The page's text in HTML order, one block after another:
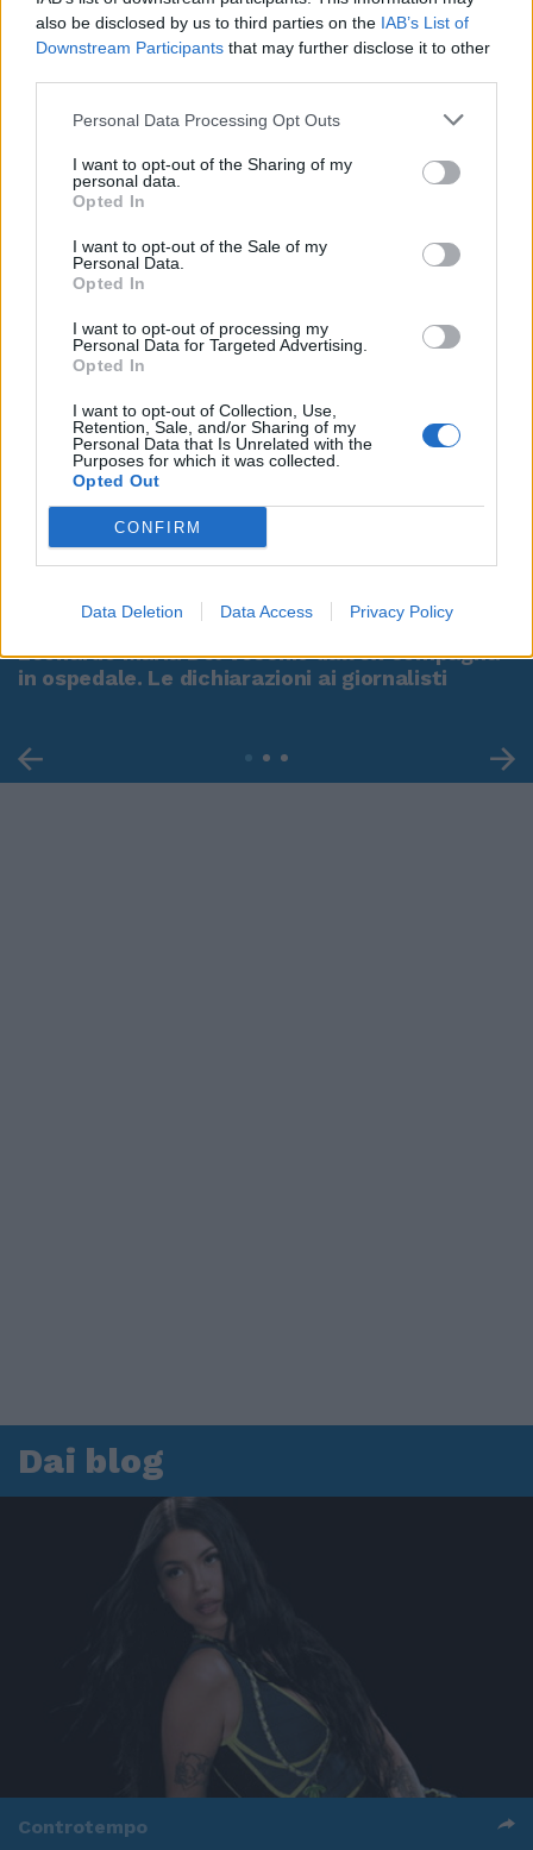
also be disclosed by us to third parties on the IAB’s List of
Downstream Participants that may further disclose it to other
Personal Data Processing Opt Outs
I want to opt-out of the Sharing of my
personal data.
Opted In
I want to opt-out of the Sale of my
Personal Data.
Opted In
I want to opt-out of processing my
Personal Data for Targeted Advertising.
Opted In
I want to opt-out of Collection, Use,
Retention, Sale, and/or Sharing of my
Personal Data that Is Unrelated with the
Purposes for which it was collected.
Opted Out
CONFIRM
Data Deletion Data Access Privacy Policy
00:00 01:16
Leonardo Maria Del Vecchio dall'ex compagna
in ospedale. Le dichiarazioni ai giornalisti
Dai blog
Controtempo